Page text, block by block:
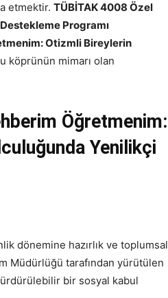
etmektir. TÜBİTAK 4008 Özel
Programı
Otizmli Bireylerin
köprünün mimarı olan
Öğretmenim:
Yenilikçi
dönemine hazırlık ve toplumsal
Müdürlüğü tarafından yürütülen
bir sosyal kabul